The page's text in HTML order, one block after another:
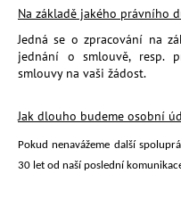
Na základě jakého právního
Jedná se o zpracování na
jednání o smlouvě, resp.
smlouvy na vaši žádost.
Jak dlouho budeme osobní
Pokud nenavážeme další
30 let od naší poslední
r
u
č
u
e
e